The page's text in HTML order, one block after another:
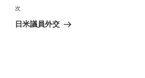
ビ
ゲ
稿
次
の
次
日米議員外交